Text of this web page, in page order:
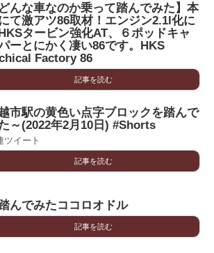
どんな車なのか乗って踏んでみた】本
て激アツ86取材！エンジン2.1l化に
タービン強化AT、６ポッドキャ
ーとにかく凄い86です。HKS
Factory 86
記事を読む
市駅の黄色い点字ブロックを踏んで
～(2022年2月10日) #Shorts
ツイート
記事を読む
んでみたココロオドル
記事を読む